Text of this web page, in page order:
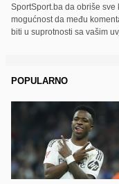
SportSport.ba da obriše
mogućnost da među
biti u suprotnosti sa vašim
POPULARNO